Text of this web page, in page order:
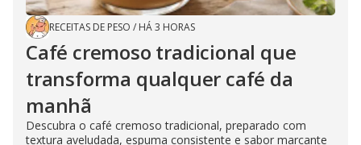
RECEITAS DE PESO / HÁ 3 HORAS
Café cremoso tradicional que
transforma qualquer café da
manhã
Descubra o café cremoso tradicional, preparado com
textura aveludada, espuma consistente e sabor marcante